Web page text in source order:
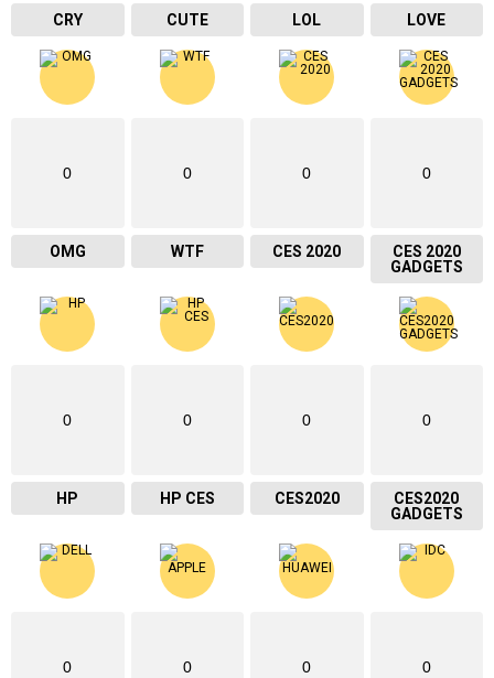
CRY CUTE LOL LOVE
0
OMG
0
WTF
0
CES 2020
0
CES 2020
GADGETS
0
HP
0
HP CES
0
CES2020
0
CES2020
GADGETS
0 0 0 0